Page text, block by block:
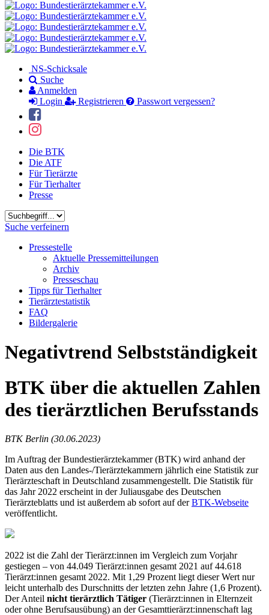
NS-Schicksale
Suche
Anmelden
Login
Registrieren Passwort vergessen?
Die BTK
Die ATF
Für Tierärzte
Für Tierhalter
Presse
Suchbegriff
Suche verfeinern
Pressestelle
Aktuelle Pressemitteilungen
Archiv
Presseschau
Tipps für Tierhalter
Tierärztestatistik
FAQ
Bildergalerie
Negativtrend Selbstständigkeit
BTK über die aktuellen Zahlen
des tierärztlichen Berufsstands
BTK Berlin (30.06.2023)
Im Auftrag der Bundestierärztekammer (BTK) wird anhand der
Daten aus den Landes-/Tierärztekammern jährlich eine Statistik zur
Tierärzteschaft in Deutschland zusammengestellt. Die Statistik für
das Jahr 2022 erscheint in der Juliausgabe des Deutschen
Tierärzteblatts und ist außerdem ab sofort auf derBTK-Webseite
veröffentlicht.
2022 ist die Zahl der Tierärzt:innen im Vergleich zum Vorjahr
gestiegen – von 44.049 Tierärzt:innen gesamt 2021 auf 44.618
Tierärzt:innen gesamt 2022. Mit 1,29 Prozent liegt dieser Wert nur
leicht unterhalb des Durschnitts der letzten zehn Jahre (1,6 Prozent).
Der Anteil nicht tierärztlich Tätiger (Tierärzt:innen in Elternzeit
oder ohne Berufsausübung) an der Gesamttierärzt:innenschaft lag